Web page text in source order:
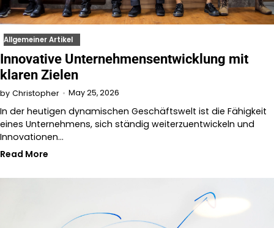
Allgemeiner Artikel
Innovative Unternehmensentwicklung mit
klaren Zielen
by Christopher May 25, 2026
In der heutigen dynamischen Geschäftswelt ist die Fähigkeit
eines Unternehmens, sich ständig weiterzuentwickeln und
Innovationen…
Read More